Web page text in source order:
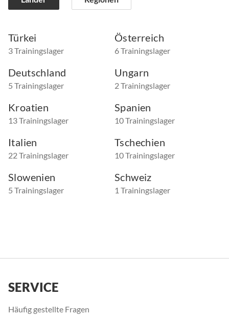
Türkei
3 Trainingslager
Österreich
6 Trainingslager
Deutschland
5 Trainingslager
Ungarn
2 Trainingslager
Kroatien
13 Trainingslager
Spanien
10 Trainingslager
Italien
22 Trainingslager
Tschechien
10 Trainingslager
Slowenien
5 Trainingslager
Schweiz
1 Trainingslager
SERVICE
Häufig gestellte Fragen